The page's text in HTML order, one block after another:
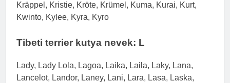
Kräppel, Kristie, Kröte, Krümel, Kuma, Kurai, Kurt,
Kwinto, Kylee, Kyra, Kyro
Tibeti terrier kutya nevek: L
Lady, Lady Lola, Lagoa, Laika, Laila, Laky, Lana,
Lancelot, Landor, Laney, Lani, Lara, Lasa, Laska,